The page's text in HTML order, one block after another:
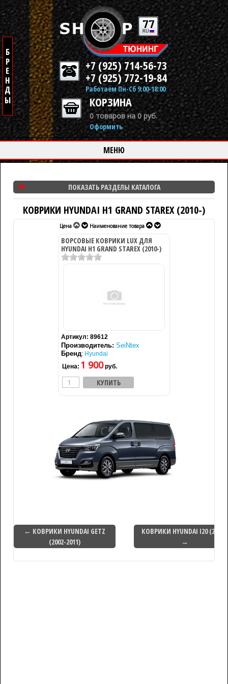
+7 (925) 714-56-73
+7 (925) 772-19-84
Работаем Пн-Сб 9:00-18:00
КОРЗИНА
0 товаров на 0 руб.
Оформить
МЕНЮ
ПОКАЗАТЬ РАЗДЕЛЫ КАТАЛОГА
КОВРИКИ HYUNDAI H1 GRAND STAREX (2010-)
Цена Наименование товара
ВОРСОВЫЕ КОВРИКИ LUX ДЛЯ
HYUNDAI H1 GRAND STAREX (2010-)
Артикул: 89612
Производитель: SeiNtex
Бренд: Hyundai
Цена: 1 900руб.
← КОВРИКИ HYUNDAI GETZ
(2002-2011)
КОВРИКИ HYUNDAI I20 (2008-)
→